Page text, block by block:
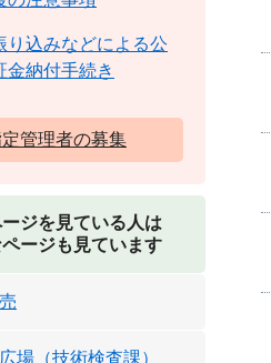
り込みなどによる公
金納付手続き
管理者の募集
ジを見ている人は
ージも見ています
場（技術検査課）